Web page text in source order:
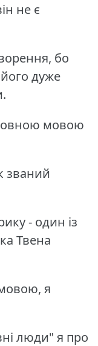
не є
бо
дуже
мовою
званий
- один із
Твена
я
люди" я про